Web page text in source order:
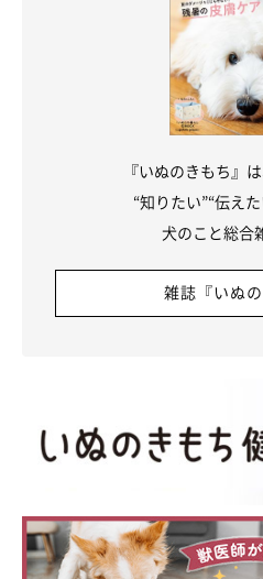
『いぬのきもち』
“知りたい”“伝え
犬のこと総合
雑誌『いぬの